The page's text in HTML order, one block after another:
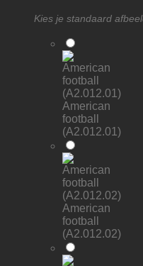
Kies je standaard
American
football
(A2.012.01)
American
football
(A2.012.02)